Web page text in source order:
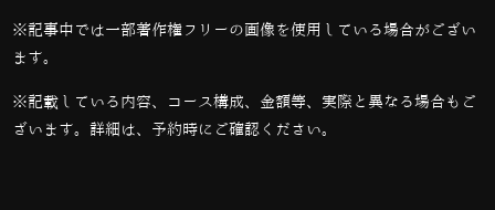
※記事中では一部著作権フリーの画像を使用している場合がござい
ます。
※記載している内容、コース構成、金額等、実際と異なる場合もご
ざいます。詳細は、予約時にご確認ください。